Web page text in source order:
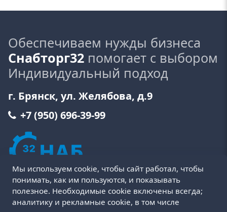
Обеспечиваем нужды бизнеса
Снабторг32 помогает с выбором
Индивидуальный подход
г. Брянск, ул. Желябова, д.9
+7 (950) 696-39-99
Мы используем cookie, чтобы сайт работал, чтобы
понимать, как им пользуются, и показывать
полезное. Необходимые cookie включены всегда;
аналитику и рекламные cookie, в том числе